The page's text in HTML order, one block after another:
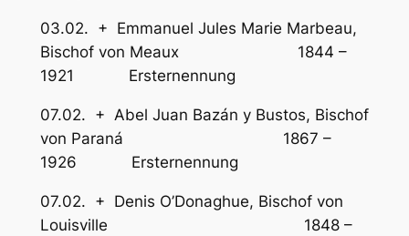
03.02. + Emmanuel Jules Marie Marbeau,
Bischof von Meaux 1844 –
1921 Ersternennung
07.02. + Abel Juan Bazán y Bustos, Bischof
von Paraná 1867 –
1926 Ersternennung
07.02. + Denis O’Donaghue, Bischof von
Louisville 1848 –